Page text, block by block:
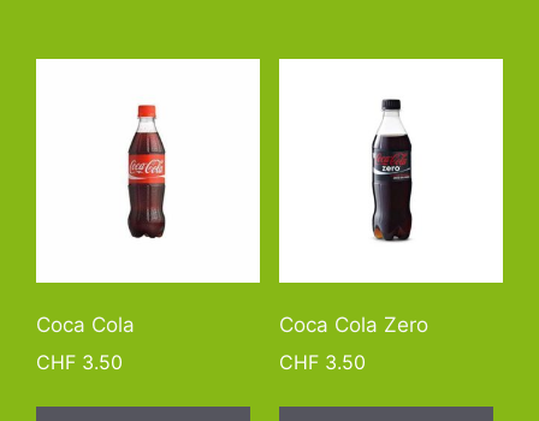
Coca Cola
CHF 3.50
Coca Cola Zero
CHF3.50